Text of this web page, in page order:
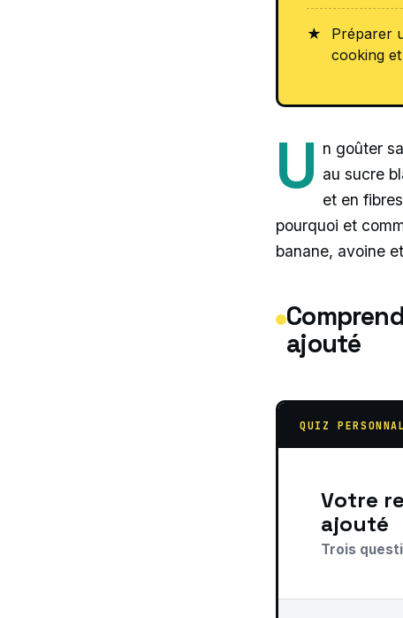
Préparer
cooking et
U n goûter
au sucre
et en
pourquoi et
banane, avoine
ajouté
QUIZ
Votre recommandation sur goûter sain sans sucre
ajouté
Trois